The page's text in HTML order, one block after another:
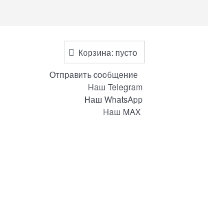
Корзина:пусто
Отправить сообщение
Наш Telegram
Наш WhatsApp
Наш MAX